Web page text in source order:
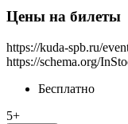
Цены на билеты
https://kuda-spb.ru/
https://schema.org/
Бесплатно
5+